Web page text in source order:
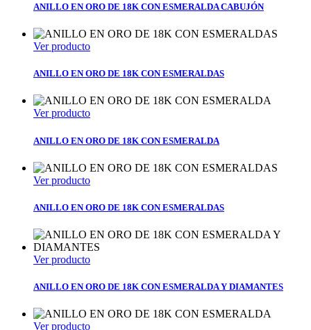
ANILLO EN ORO DE 18K CON ESMERALDA CABUJÓN
Ver producto
ANILLO EN ORO DE 18K CON ESMERALDAS
Ver producto
ANILLO EN ORO DE 18K CON ESMERALDA
Ver producto
ANILLO EN ORO DE 18K CON ESMERALDAS
Ver producto
ANILLO EN ORO DE 18K CON ESMERALDA Y DIAMANTES
Ver producto